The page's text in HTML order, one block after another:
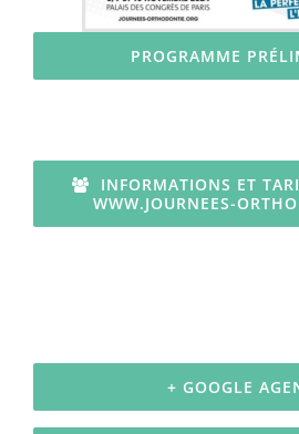
PROGRAMME
INFORMATIONS ET
WWW.JOURNEES-
+ GOOGLE